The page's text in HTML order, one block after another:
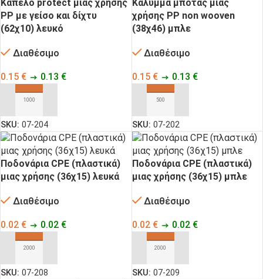
Καπέλο protect μιας χρήσης
ΡΡ με γείσο και δίχτυ
(62χ10) λευκό
Διαθέσιμο
0.15 € 0.13 €
SKU: 07-204
Κάλυμμα μπότας μιας
χρήσης ΡΡ non wooven
(38χ46) μπλε
Διαθέσιμο
0.15 € 0.13 €
SKU: 07-202
Ποδονάρια CPE (πλαστικά)
μιας χρήσης (36χ15) λευκά
Διαθέσιμο
0.02 € 0.02 €
SKU: 07-208
Ποδονάρια CPE (πλαστικά)
μιας χρήσης (36χ15) μπλε
Διαθέσιμο
0.02 € 0.02 €
SKU: 07-209